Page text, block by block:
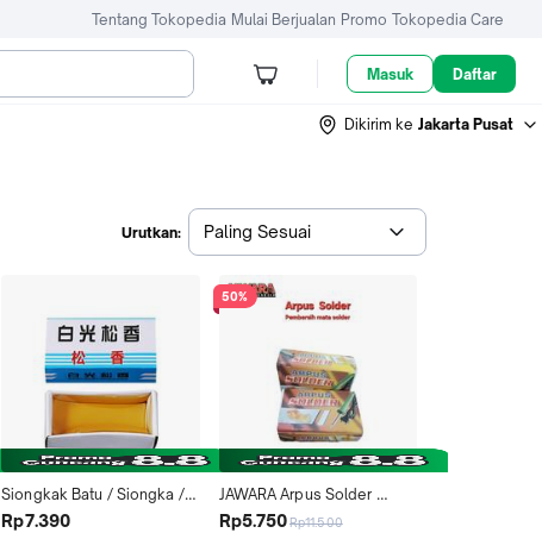
Tentang Tokopedia Mulai Berjualan Promo Tokopedia Care
Masuk Daftar
Dikirim ke Jakarta Pusat
Urutkan: Paling Sesuai
Siongkak Batu / Siongka /
Arpus Solder
Rp7.390
50%
JAWARA Arpus Solder
Gondorukem Padat
Rp5.750Rp11.500